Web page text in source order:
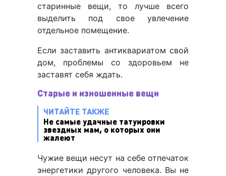
старинные вещи, то лучше всего
выделить под свое увлечение
отдельное помещение.
Если заставить антиквариатом свой
дом, проблемы со здоровьем не
заставят себя ждать.
Старые и изношенные вещи
ЧИТАЙТЕ ТАКЖЕ
Не самые удачные татуировки
звездных мам, о которых они
жалеют
Чужие вещи несут на себе отпечаток
энергетики другого человека. Вы не